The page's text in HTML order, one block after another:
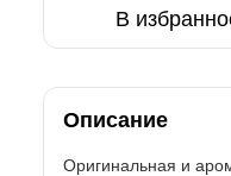
В
Описание
Оригинальная и